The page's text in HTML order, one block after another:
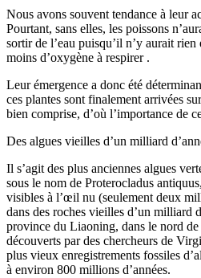
Nous avons souvent tendance à leur
Pourtant, sans elles, les poissons
sortir de l’eau puisqu’il n’y aurait
moins d’oxygène à respirer .
Leur émergence a donc été
ces plantes sont finalement arrivées
bien comprise, d’où l’importance de
Des algues vieilles d’un milliard
Il s’agit des plus anciennes algues
sous le nom de Proterocladus
visibles à l’œil nu (seulement deux
dans des roches vieilles d’un milliard
province du Liaoning, dans le nord
découverts par des chercheurs de
plus vieux enregistrements fossiles
à environ 800 millions d’années.